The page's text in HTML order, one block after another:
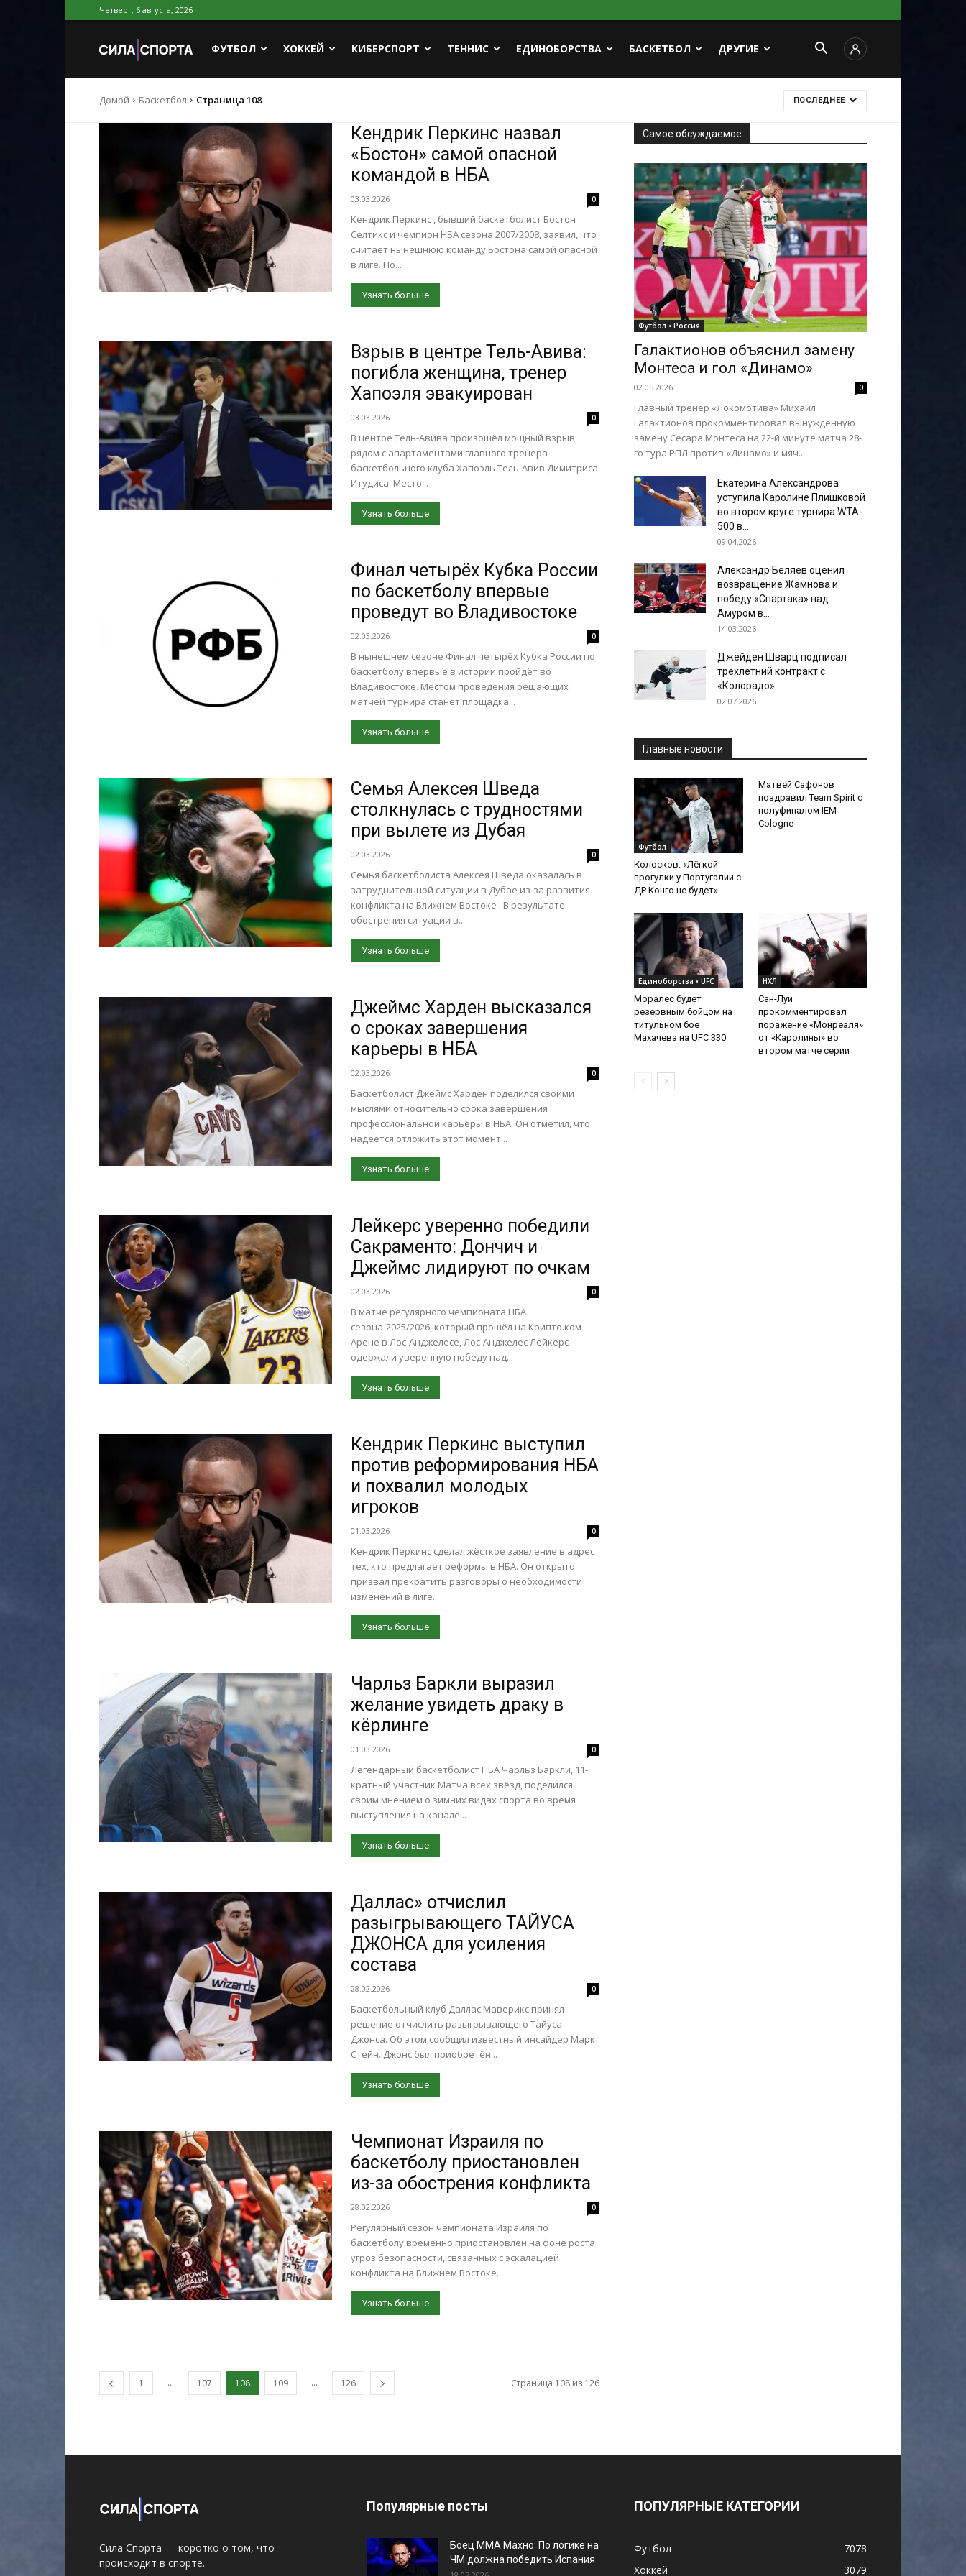
Четверг, 6 августа, 2026
Сила
Спорта
ФУТБОЛ ХОККЕЙ КИБЕРСПОРТ ТЕННИС ЕДИНОБОРСТВА БАСКЕТБОЛ ДРУГИЕ
Домой Баскетбол Страница 108 ПОСЛЕДНЕЕ
Кендрик Перкинс назвал
«Бостон» самой опасной
командой в НБА
03.03.2026 0
Кендрик Перкинс , бывший баскетболист Бостон
Селтикс и чемпион НБА сезона 2007/2008, заявил, что
считает нынешнюю команду Бостона самой опасной
в лиге. По...
Узнать больше
Взрыв в центре Тель-Авива:
погибла женщина, тренер
Хапоэля эвакуирован
03.03.2026 0
В центре Тель-Авива произошёл мощный взрыв
рядом с апартаментами главного тренера
баскетбольного клуба Хапоэль Тель-Авив Димитриса
Итудиса. Место...
Узнать больше
Финал четырёх Кубка России
по баскетболу впервые
проведут во Владивостоке
02.03.2026 0
В нынешнем сезоне Финал четырёх Кубка России по
баскетболу впервые в истории пройдёт во
Владивостоке. Местом проведения решающих
матчей турнира станет площадка...
Узнать больше
Семья Алексея Шведа
столкнулась с трудностями
при вылете из Дубая
02.03.2026 0
Семья баскетболиста Алексея Шведа оказалась в
затруднительной ситуации в Дубае из-за развития
конфликта на Ближнем Востоке . В результате
обострения ситуации в...
Узнать больше
Джеймс Харден высказался
о сроках завершения
карьеры в НБА
02.03.2026 0
Баскетболист Джеймс Харден поделился своими
мыслями относительно срока завершения
профессиональной карьеры в НБА. Он отметил, что
надеется отложить этот момент...
Узнать больше
Лейкерс уверенно победили
Сакраменто: Дончич и
Джеймс лидируют по очкам
02.03.2026 0
В матче регулярного чемпионата НБА
сезона-2025/2026, который прошёл на Крипто.ком
Арене в Лос-Анджелесе, Лос-Анджелес Лейкерс
одержали уверенную победу над...
Узнать больше
Кендрик Перкинс выступил
против реформирования НБА
и похвалил молодых
игроков
01.03.2026 0
Кендрик Перкинс сделал жёсткое заявление в адрес
тех, кто предлагает реформы в НБА. Он открыто
призвал прекратить разговоры о необходимости
изменений в лиге...
Узнать больше
Чарльз Баркли выразил
желание увидеть драку в
кёрлинге
01.03.2026 0
Легендарный баскетболист НБА Чарльз Баркли, 11-
кратный участник Матча всех звёзд, поделился
своим мнением о зимних видах спорта во время
выступления на канале...
Узнать больше
Даллас» отчислил
разыгрывающего ТАЙУСА
ДЖОНСА для усиления
состава
28.02.2026 0
Баскетбольный клуб Даллас Маверикс принял
решение отчислить разыгрывающего Тайуса
Джонса. Об этом сообщил известный инсайдер Марк
Стейн. Джонс был приобретён...
Узнать больше
Чемпионат Израиля по
баскетболу приостановлен
из-за обострения конфликта
28.02.2026 0
Регулярный сезон чемпионата Израиля по
баскетболу временно приостановлен на фоне роста
угроз безопасности, связанных с эскалацией
конфликта на Ближнем Востоке...
Узнать больше
1 ... 107 108 109 ... 126 Страница 108 из 126
Самое обсуждаемое
Футбол • Россия
Галактионов объяснил замену
Монтеса и гол «Динамо»
02.05.2026 0
Главный тренер «Локомотива» Михаил
Галактионов прокомментировал вынужденную
замену Сесара Монтеса на 22-й минуте матча 28-
го тура РПЛ против «Динамо» и мяч...
Екатерина Александрова
уступила Каролине Плишковой
во втором круге турнира WTA-
500 в...
09.04.2026
Александр Беляев оценил
возвращение Жамнова и
победу «Спартака» над
Амуром в...
14.03.2026
Джейден Шварц подписал
трёхлетний контракт с
«Колорадо»
02.07.2026
Главные новости
Футбол
Колосков: «Лёгкой
прогулки у Португалии с
ДР Конго не будет»
Матвей Сафонов
поздравил Team Spirit с
полуфиналом IEM
Cologne
Единоборства • UFC
Моралес будет
резервным бойцом на
титульном бое
Махачева на UFC 330
НХЛ
Сан-Луи
прокомментировал
поражение «Монреаля»
от «Каролины» во
втором матче серии
Сила Спорта — коротко о том, что
происходит в спорте.
Популярные посты
Боец ММА Махно: По логике на
ЧМ должна победить Испания
ПОПУЛЯРНЫЕ КАТЕГОРИИ
Футбол
7078
Хоккей
3079